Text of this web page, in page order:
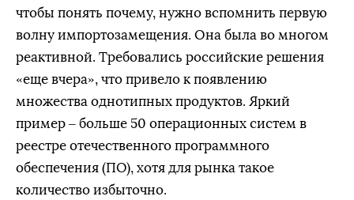
чтобы понять почему, нужно вспомнить первую
волну импортозамещения. Она была во многом
реактивной. Требовались российские решения
«еще вчера», что привело к появлению
множества однотипных продуктов. Яркий
пример – больше 50 операционных систем в
реестре отечественного программного
обеспечения (ПО), хотя для рынка такое
количество избыточно.